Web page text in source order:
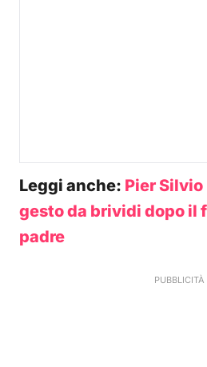
Leggi anche: Pier
gesto da brividi dopo il
padre